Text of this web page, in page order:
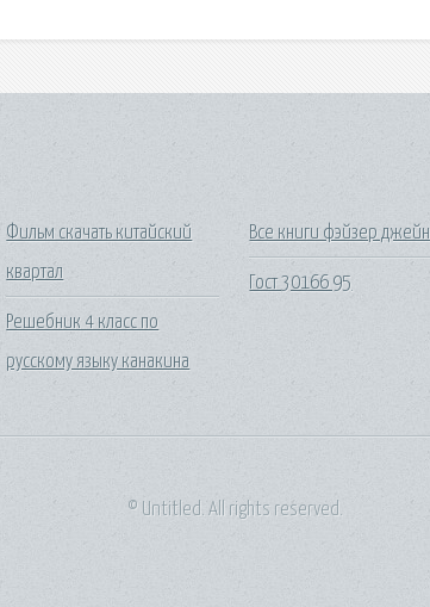
Фильм скачать китайский
квартал
Решебник 4 класс по
русскому языку канакина
Все книги фэйзер джейн
Гост 30166 95
© Untitled. All rights reserved.